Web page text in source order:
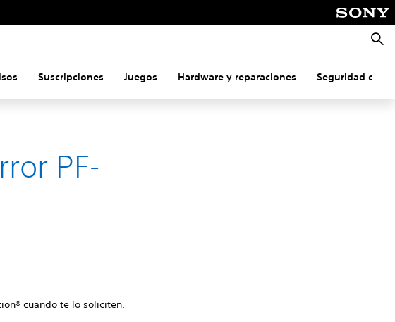
Suscripciones Juegos Hardware y reparaciones Seguridad
PF-
cuando te lo soliciten.